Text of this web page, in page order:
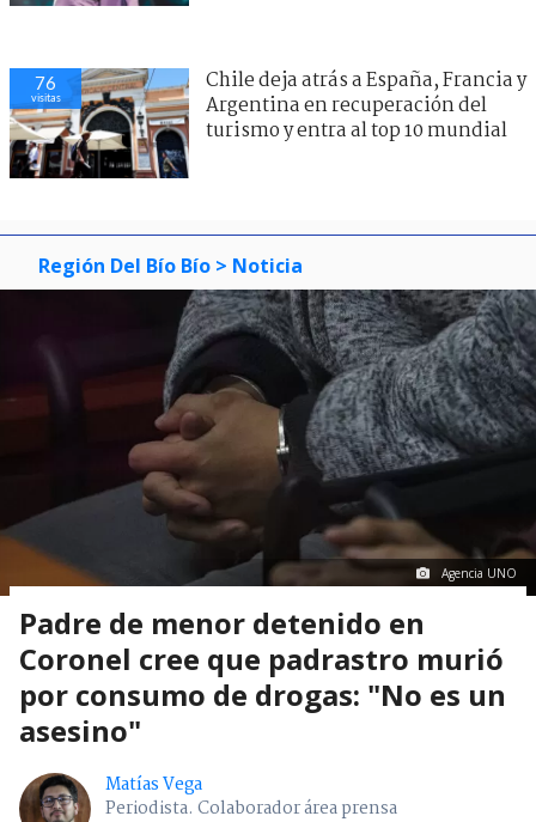
76
visitas
Chile deja atrás a España, Francia y
Argentina en recuperación del
turismo y entra al top 10 mundial
Región Del Bío Bío > Noticia
Agencia UNO
Padre de menor detenido en
Coronel cree que padrastro murió
por consumo de drogas: "No es un
asesino"
Matías Vega
Periodista. Colaborador área prensa